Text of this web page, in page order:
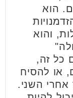
הוא
והוא
כל זה,
או להסיח
השני.